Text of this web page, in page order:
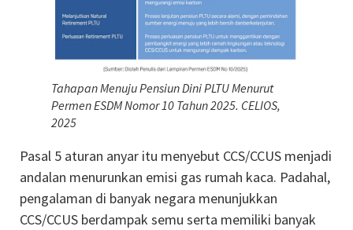
Tahapan Menuju Pensiun Dini PLTU Menurut
Permen ESDM Nomor 10 Tahun 2025. CELIOS,
2025
Pasal 5 aturan anyar itu menyebut CCS/CCUS menjadi
andalan menurunkan emisi gas rumah kaca. Padahal,
pengalaman di banyak negara menunjukkan
CCS/CCUS berdampak semu serta memiliki banyak